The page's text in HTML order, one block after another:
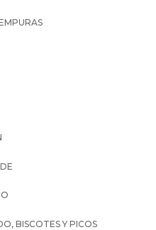
BISCOTES Y PICOS